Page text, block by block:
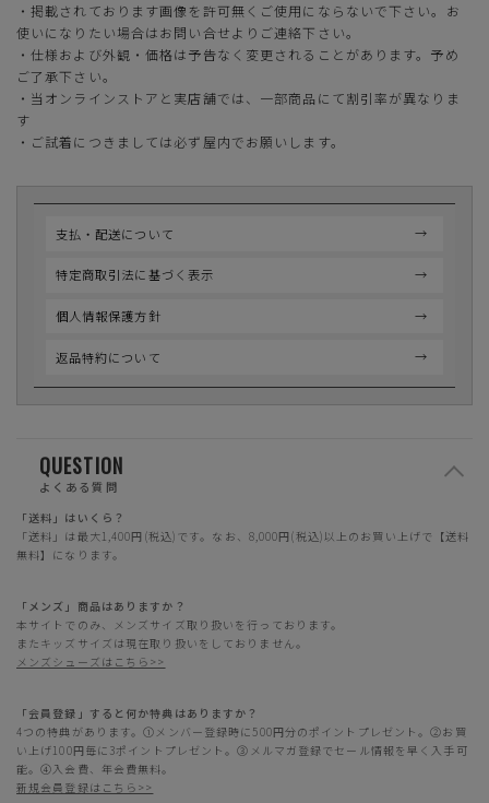
・掲載されております画像を許可無くご使用にならないで下さい。お
使いになりたい場合はお問い合せよりご連絡下さい。
・仕様および外観・価格は予告なく変更されることがあります。予め
ご了承下さい。
・当オンラインストアと実店舗では、一部商品にて割引率が異なりま
す
・ご試着につきましては必ず屋内でお願いします。
支払・配送について
特定商取引法に基づく表示
個人情報保護方針
返品特約について
QUESTION
よくある質問
「送料」はいくら？
「送料」は最大1,400円(税込)です。なお、8,000円(税込)以上のお買い上げで【送料
無料】になります。
「メンズ」商品はありますか？
本サイトでのみ、メンズサイズ取り扱いを行っております。
またキッズサイズは現在取り扱いをしておりません。
メンズシューズはこちら>>
「会員登録」すると何か特典はありますか？
4つの特典があります。①メンバー登録時に500円分のポイントプレゼント。②お買
い上げ100円毎に3ポイントプレゼント。③メルマガ登録でセール情報を早く入手可
能。④入会費、年会費無料。
新規会員登録はこちら>>